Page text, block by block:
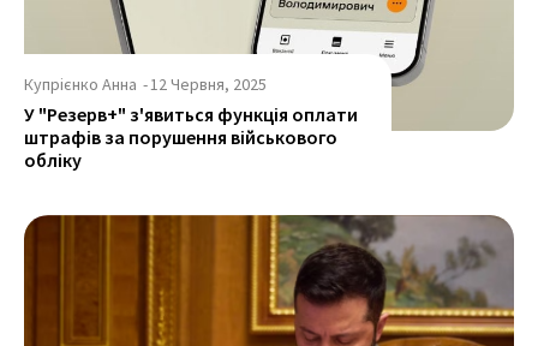
Купрієнко Анна -12 Червня, 2025
У "Резерв+" з'явиться функція оплати
штрафів за порушення військового
обліку